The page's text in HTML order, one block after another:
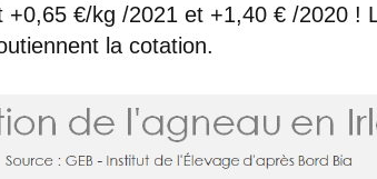
+0,65 €/kg /2021 et +1,40 € /2020 !
la cotation.